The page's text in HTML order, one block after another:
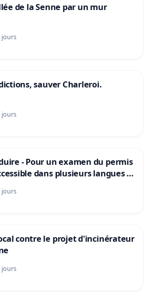
de la Senne par un mur
jours
sauver Charleroi.
jours
- Pour un examen du permis
dans plusieurs langues à
jours
contre le projet d'incinérateur
jours